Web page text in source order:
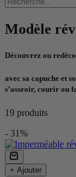
Modèle
Découvrez ou
avec sa capuche et
s’asseoir, courir ou
19 produits
- 31%
+ Ajouter